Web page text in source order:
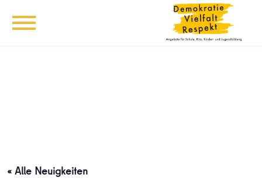
« Alle Neuigkeiten